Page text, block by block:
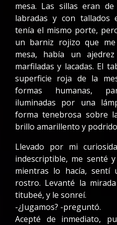
mesa. Las sillas eran
labradas y con tallados
tenía el mismo porte,
un barniz rojizo que
mesa, había un
marfiladas y lacadas. El
superficie roja de la
formas humanas,
iluminadas por una
forma tenebrosa sobre
brillo amarillento y
Llevado por mi
indescriptible, me senté
mientras lo hacía, sentí
rostro. Levanté la
titubeé, y le sonreí.
-¿Jugamos? -preguntó.
Acepté de inmediato,